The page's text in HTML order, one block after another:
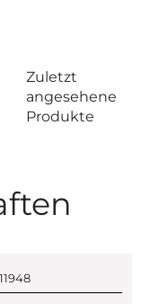
Zuletzt
angesehene
Produkte